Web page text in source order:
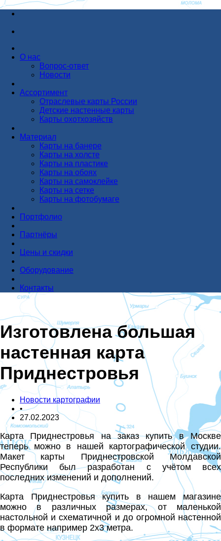
О нас
Вопрос-ответ
Новости
Ассортимент
Отраслевые карты России
Детские настенные карты
Карты охотхозяйств
Материал
Карты на банере
Карты на холсте
Карты на пластике
Карты на обоях
Карты на самоклейке
Карты на сетке
Карты на фотобумаге
Портфолио
Партнёры
Цены и скидки
Оборудование
Контакты
Изготовлена большая
настенная карта
Приднестровья
Новости картографии
•
27.02.2023
Карта Приднестровья на заказ купить в Москве
теперь можно в нашей картографической студии.
Макет карты Приднестровской Молдавской
Республики был разработан с учётом всех
последних изменений и дополнений.
Карта Приднестровья купить в нашем магазине
можно в различных размерах, от маленькой
настольной и схематичной и до огромной настенной
в формате например 2х3 метра.